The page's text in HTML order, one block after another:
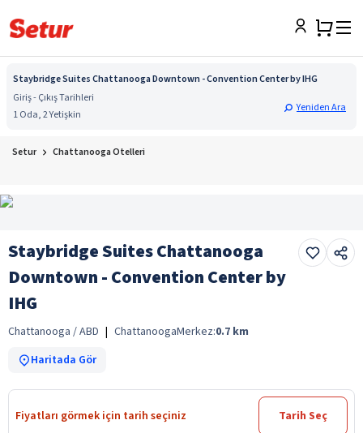
Staybridge Suites Chattanooga Downtown - Convention Center by IHG
Giriş - Çıkış Tarihleri
1 Oda, 2 Yetişkin
Yeniden Ara
Setur Chattanooga Otelleri
Staybridge Suites Chattanooga
Downtown - Convention Center by
IHG
Chattanooga / ABD | ChattanoogaMerkez:0.7 km
Haritada Gör
Fiyatları görmek için tarih seçiniz Tarih Seç